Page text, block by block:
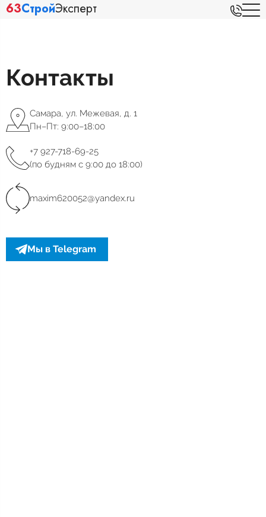
63СтройЭксперт
Контакты
Самара, ул. Межевая, д. 1
Пн–Пт: 9:00–18:00
+7 927-718-69-25
(по будням с 9:00 до 18:00)
maxim620052@yandex.ru
Мы в Telegram